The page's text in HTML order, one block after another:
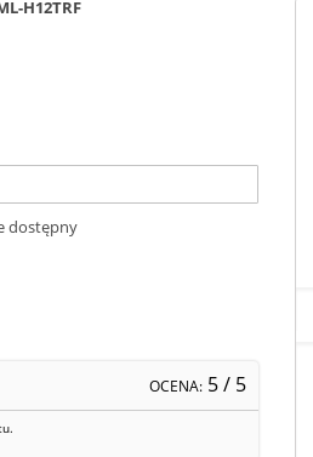
H12TRF
dostępny
OCENA: 5/ 5